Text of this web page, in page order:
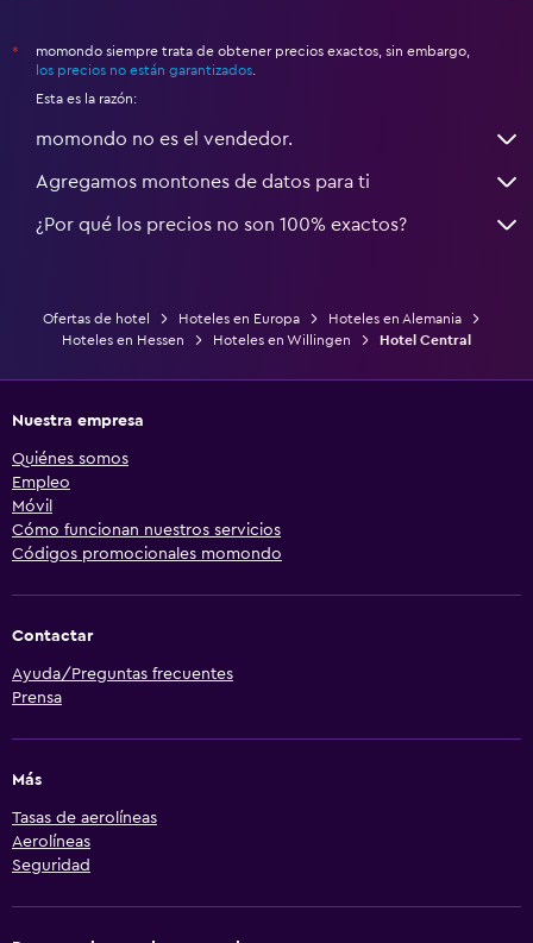
*
momondo siempre trata de obtener precios exactos, sin embargo,
los precios no están garantizados
Esta es la razón:
momondo no es el vendedor.
Agregamos montones de datos para ti
¿Por qué los precios no son 100% exactos?
Ofertas de hotel Hoteles en Europa
Hoteles en Alemania
Hoteles en Hessen
Hoteles en Willingen Hotel Central
Nuestra empresa
Quiénes somos
Empleo
Móvil
Cómo funcionan nuestros servicios
Códigos promocionales momondo
Contactar
Ayuda/Preguntas frecuentes
Prensa
Más
Tasas de aerolíneas
Aerolíneas
Seguridad